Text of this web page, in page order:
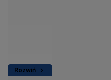
Rozwiń